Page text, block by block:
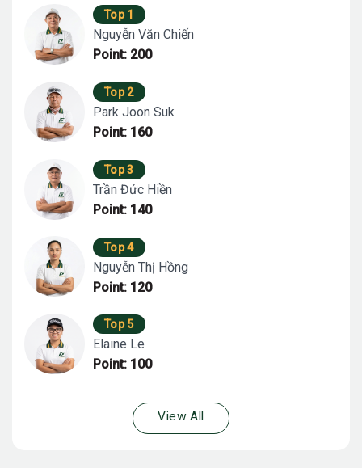
Top 1
Nguyễn Văn Chiến
Point: 200
Top 2
Park Joon Suk
Point: 160
Top 3
Trần Đức Hiền
Point: 140
Top 4
Nguyễn Thị Hồng
Point: 120
Top 5
Elaine Le
Point: 100
View All